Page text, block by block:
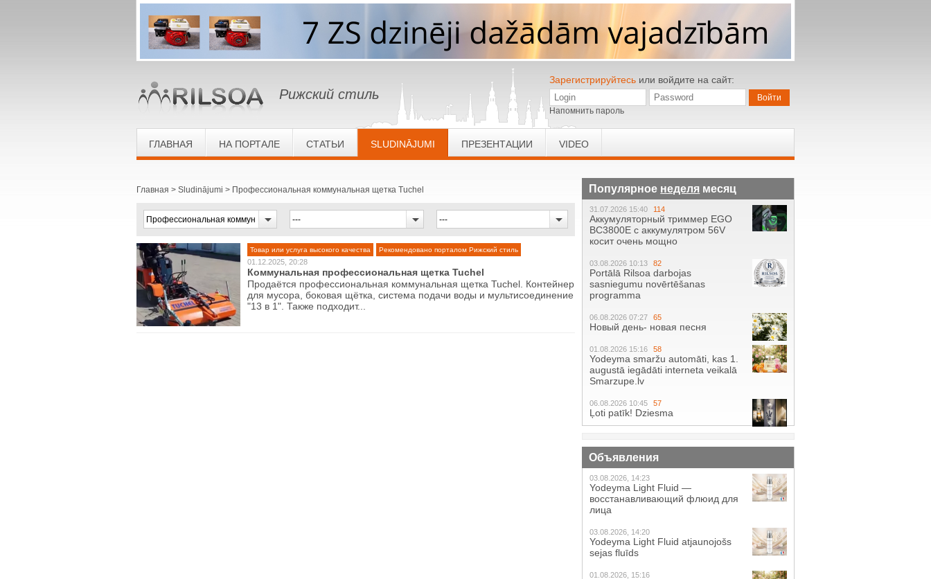
Рижский стиль
Зарегистрируйтесь или войдите на сайт:
Напомнить пароль
ГЛАВНАЯ НА ПОРТАЛЕ СТАТЬИ SLUDINĀJUMI ПРЕЗЕНТАЦИИ VIDEO
Главная Sludinājumi Профессиональная коммунальная щетка Tuchel
Товар или услуга высокого качества Рекомендовано порталом Рижский стиль
01.12.2025, 20:28
Коммунальная профессиональная щетка Tuchel
Продаётся профессиональная коммунальная щетка Tuchel. Контейнер
для мусора, боковая щётка, система подачи воды и мультисоединение
"13 в 1". Также подходит...
Популярное неделя месяц
31.07.2026 15:40 114
Аккумуляторный триммер EGO
BC3800E с аккумулятром 56V
косит очень мощно
03.08.2026 10:13 82
Portālā Rilsoa darbojas
sasniegumu novērtēšanas
programma
06.08.2026 07:27 65
Новый день- новая песня
01.08.2026 15:16 58
Yodeyma smaržu automāti, kas 1.
augustā iegādāti interneta veikalā
Smarzupe.lv
06.08.2026 10:45 57
Ļoti patīk! Dziesma
Объявления
03.08.2026, 14:23
Yodeyma Light Fluid —
восстанавливающий флюид для
лица
03.08.2026, 14:20
Yodeyma Light Fluid atjaunojošs
sejas fluīds
01.08.2026, 15:16